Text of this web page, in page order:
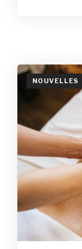
NOUVELLES